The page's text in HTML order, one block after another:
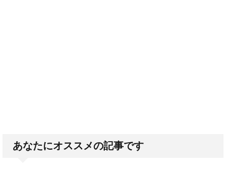
あなたにオススメの記事です